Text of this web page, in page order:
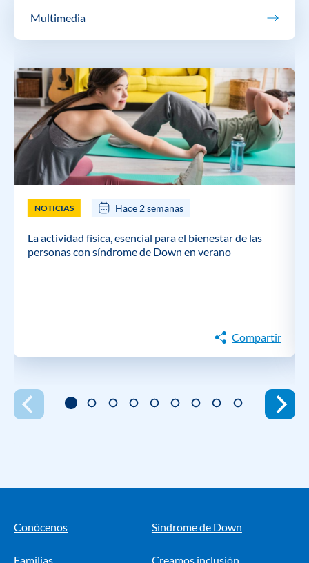
Multimedia
NOTICIAS Hace 2 semanas
La actividad física, esencial para el bienestar de las
personas con síndrome de Down en verano
Compartir
Conócenos Síndrome de Down
Familias Creamos inclusión